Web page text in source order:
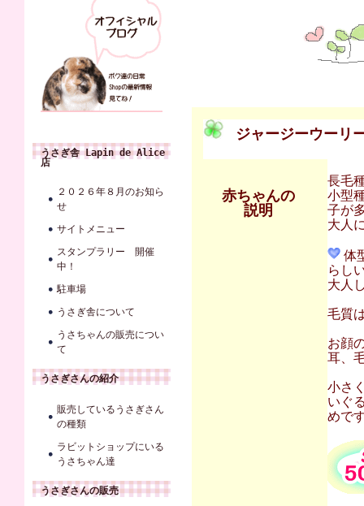
うさぎ舎 Lapin de Alice
店
２０２６年８月のお知ら
せ
サイトメニュー
スタンプラリー 開催
中！
駐車場
うさぎ舎について
うさちゃんの販売につい
て
うさぎさんの紹介
販売しているうさぎさん
の種類
ラビットショップにいる
うさちゃん達
うさぎさんの販売
ジャージーウーリ
赤ちゃんの
説明
長毛
小型
子が
大人
体
らし
大人
毛質
お顔
耳、
小さ
いぐ
めで